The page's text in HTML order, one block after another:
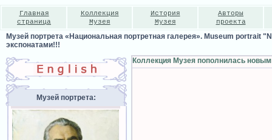
Главная
страница
Коллекция
Музея
История
Музея
Авторы
проекта
Музей портрета «Национальная портретная галерея». Museum portrait
экспонатами!!!
Музей портрета:
Коллекция Музея пополнилась